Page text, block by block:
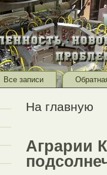
Все записи
На главную
Аграрии